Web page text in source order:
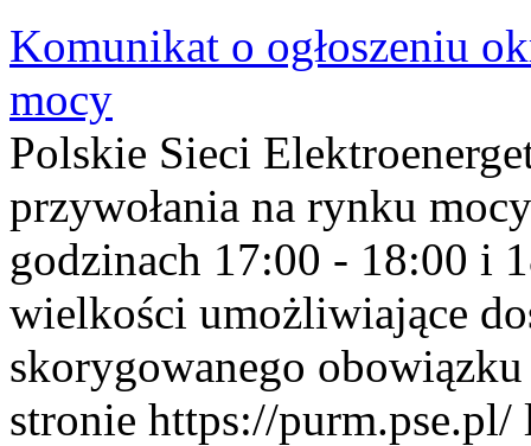
Komunikat o ogłoszeniu
mocy
Polskie Sieci
przywołania na rynku
godzinach 17:00 - 18:00 i
wielkości umożliwiające
skorygowanego
stronie https://